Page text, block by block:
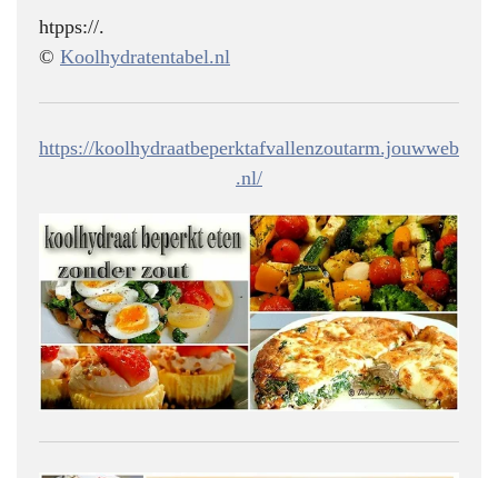
htpps://.
© Koolhydratentabel.nl
https://koolhydraatbeperktafvallenzoutarm.jouwweb
.nl/